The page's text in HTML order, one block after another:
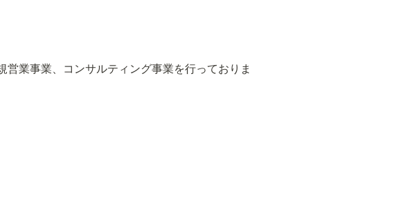
業事業、コンサルティング事業を行っておりま